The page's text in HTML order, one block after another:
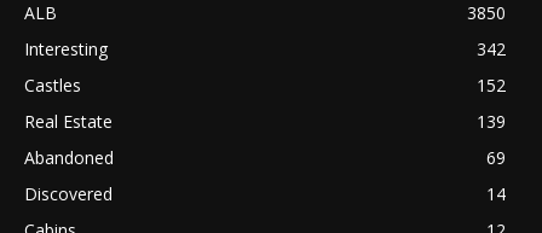
ALB
3850
Interesting
342
Castles
152
Real Estate
139
Abandoned
69
Discovered
14